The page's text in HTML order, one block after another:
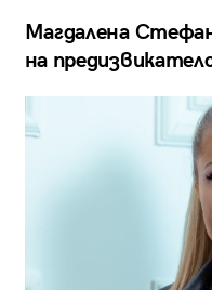
Магдалена
на